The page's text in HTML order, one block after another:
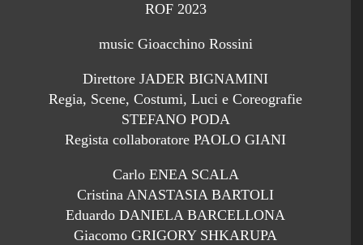
ROF 2023
music Gioacchino Rossini
Direttore JADER BIGNAMINI
Regia, Scene, Costumi, Luci e Coreografie
STEFANO PODA
Regista collaboratore PAOLO GIANI
Carlo ENEA SCALA
Cristina ANASTASIA BARTOLI
Eduardo DANIELA BARCELLONA
Giacomo GRIGORY SHKARUPA